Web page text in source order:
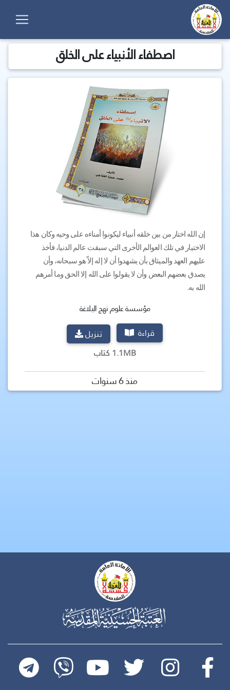
اصطفاء الأنبياء على الخلق
إن الله اختار من بين خلقه أنبياء ليكونوا أمناءه على وحيه وكان هذا
الاختيار في تلك العوالم الأخرى التي سبقت عالم الدنيا، فأخذ
عليهم العهد والميثاق بأن يشهدوا أن لا إله إلاّ هو سبحانه، وأن
يصدق بعضهم البعض وأن لا يقولوا على الله إلا الحق وما أمرهم
الله به.
مؤسسة علوم نهج البلاغة
قراءة
تنزيل
1.1MB كتاب
منذ 6 سنوات